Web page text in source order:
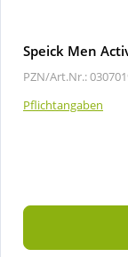
Speick Men
PZN/Art.Nr.:
Pflichtangaben